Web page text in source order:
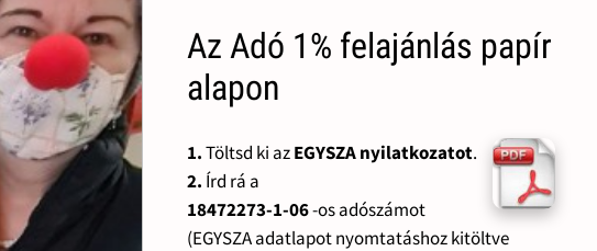
Az Adó 1% felajánlás papír
alapon
1.Töltsd ki azEGYSZA nyilatkozatot.
2. Írd rá a
18472273-1-06-os adószámot
(EGYSZA adatlapot nyomtatáshoz kitöltve